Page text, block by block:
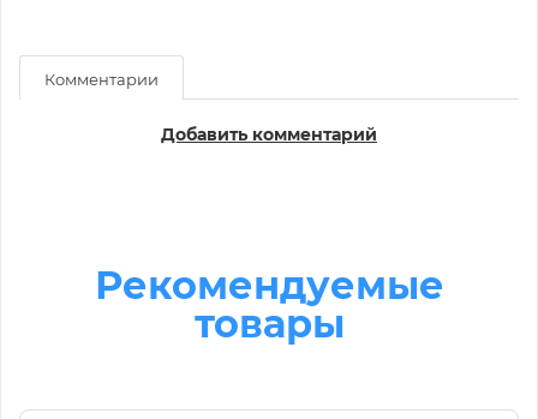
Комментарии
Добавить комментарий
Рекомендуемые
товары